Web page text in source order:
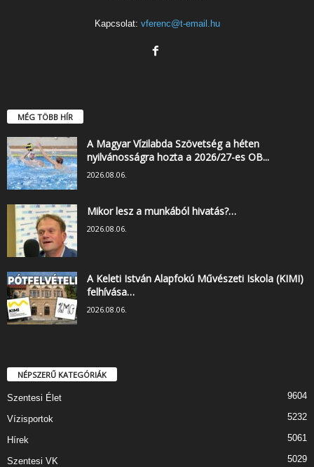
Kapcsolat: vferenc@t-email.hu
MÉG TÖBB HÍR
A Magyar Vízilabda Szövetség a héten
nyilvánosságra hozta a 2026/27-es OB...
2026.08.06.
Mikor lesz a munkából hivatás?…
2026.08.06.
A Keleti István Alapfokú Művészeti Iskola (KIMI)
felhívása…
2026.08.06.
NÉPSZERŰ KATEGÓRIÁK
Szentesi Élet 9604
Vízisportok 5232
Hírek 5061
Szentesi VK 5029